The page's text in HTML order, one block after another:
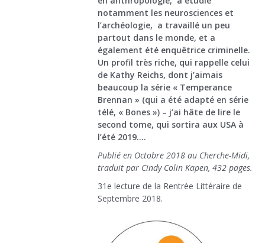
notamment les neurosciences et
l’archéologie, a travaillé un peu
partout dans le monde, et a
également été enquêtrice criminelle.
Un profil très riche, qui rappelle celui
de Kathy Reichs, dont j’aimais
beaucoup la série « Temperance
Brennan » (qui a été adapté en série
télé, « Bones ») – j’ai hâte de lire le
second tome, qui sortira aux USA à
l’été 2019….
Publié en Octobre 2018 au Cherche-Midi,
traduit par Cindy Colin Kapen, 432 pages.
31e lecture de la Rentrée Littéraire de
Septembre 2018.